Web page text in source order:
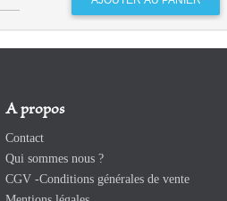
A propos
Contact
Qui sommes nous ?
CGV -Conditions générales de vente